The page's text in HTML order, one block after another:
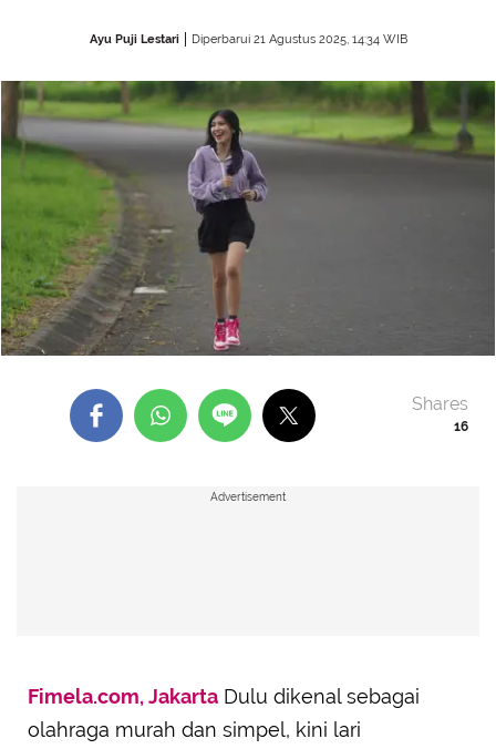
Ayu Puji Lestari Diperbarui 21 Agustus 2025, 14:34 WIB
16
Shares
Advertisement
Fimela.com, Jakarta Dulu dikenal sebagai
olahraga murah dan simpel, kini lari